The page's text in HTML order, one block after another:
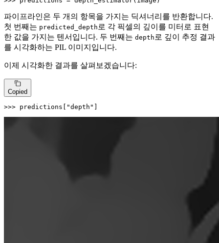
파이프라인은 두 개의 항목을 가지는 딕셔너리를 반환합니다.
첫 번째는 predicted_depth 로 각 픽셀의 깊이를 미터로 표현
한 값을 가지는 텐서입니다. 두 번째는 depth 로 깊이 추정 결과
를 시각화하는 PIL 이미지입니다.
이제 시각화한 결과를 살펴보겠습니다:
Copied
>>> predictions[ "depth"